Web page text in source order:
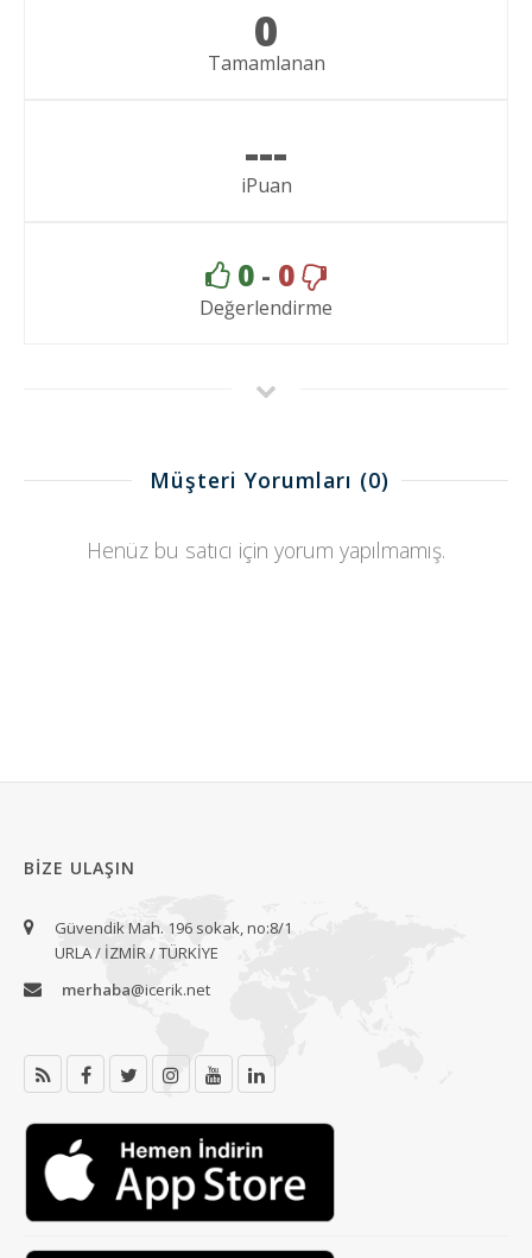
0
Tamamlanan
---
iPuan
0 - 0
Değerlendirme
Müşteri Yorumları (0)
Henüz bu satıcı için yorum yapılmamış.
BIZE ULAŞIN
Güvendik Mah. 196 sokak, no:8/1
URLA / İZMİR / TÜRKİYE
merhaba@icerik.net